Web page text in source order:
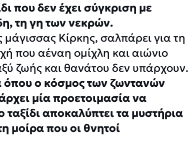
που δεν έχει σύγκριση με
τη γη των νεκρών.
μάγισσας Κίρκης, σαλπάρει για τη
που αέναη ομίχλη και αιώνιο
ζωής και θανάτου δεν υπάρχουν.
όπου ο κόσμος των ζωντανών
μία προετοιμασία να
αποκαλύπτει τα μυστήρια
μοίρα που οι θνητοί